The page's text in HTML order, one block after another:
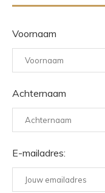
Voornaam
Achternaam
E-mailadres: